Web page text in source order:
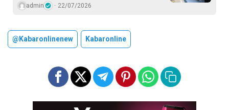
admin 22/07/2026
@kabaronlinenew Kabaronline